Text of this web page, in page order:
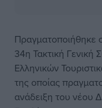
Πραγματοποιήθηκε
34η Τακτική
Ελληνικών
της οποίας
ανάδειξη του νέου